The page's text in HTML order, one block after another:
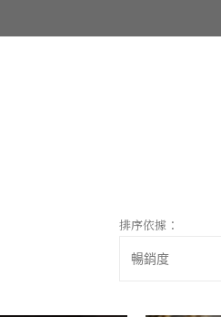
排序依據：